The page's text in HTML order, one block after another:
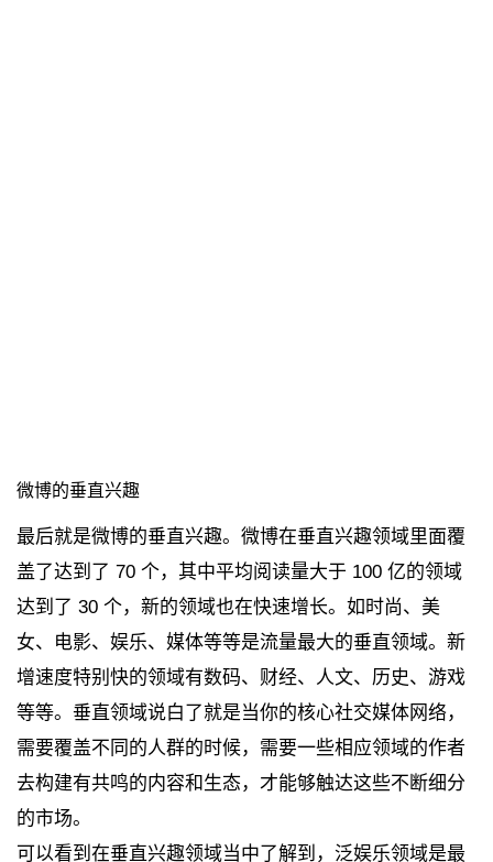
微博的垂直兴趣
最后就是微博的垂直兴趣。微博在垂直兴趣领域里面覆
盖了达到了 70 个，其中平均阅读量大于 100 亿的领域
达到了 30 个，新的领域也在快速增长。如时尚、美
女、电影、娱乐、媒体等等是流量最大的垂直领域。新
增速度特别快的领域有数码、财经、人文、历史、游戏
等等。垂直领域说白了就是当你的核心社交媒体网络，
需要覆盖不同的人群的时候，需要一些相应领域的作者
去构建有共鸣的内容和生态，才能够触达这些不断细分
的市场。
可以看到在垂直兴趣领域当中了解到，泛娱乐领域是最